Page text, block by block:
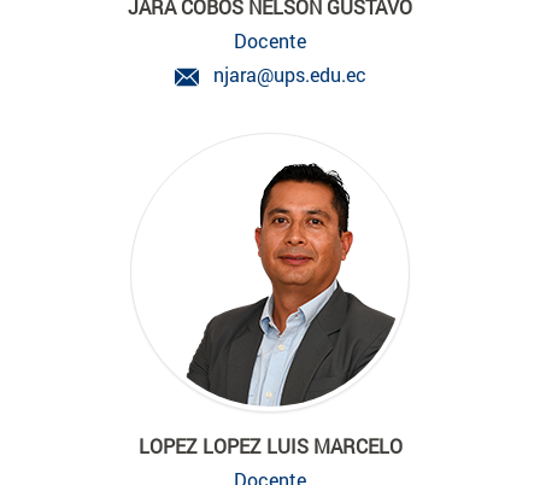
JARA COBOS NELSON GUSTAVO
Docente
njara@ups.edu.ec
LOPEZ LOPEZ LUIS MARCELO
Docente